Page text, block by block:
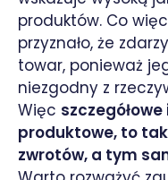
produktów. Co
przyznało, że
towar, ponieważ
niezgodny z
Więc
produktowe, to
zwrotów, a tym